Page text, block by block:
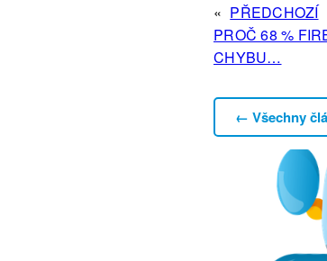
« PŘEDCHOZÍ
PROČ 68 %
CHYBU…
← Všechny